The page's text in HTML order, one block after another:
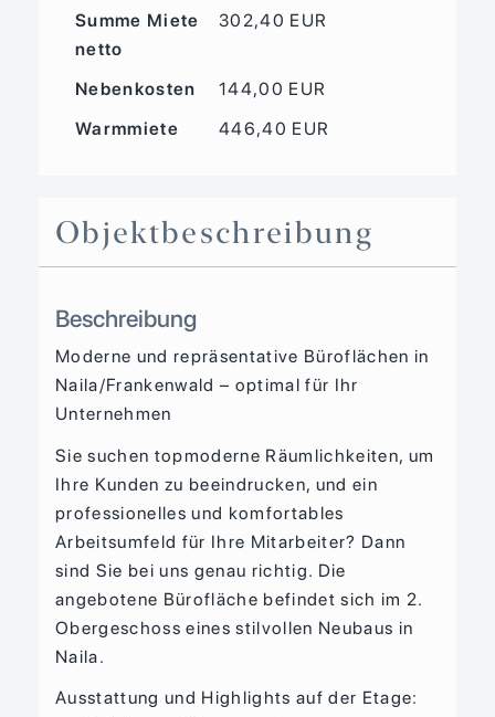
Summe Miete
netto
302,40 EUR
Nebenkosten
144,00 EUR
Warmmiete
446,40 EUR
Objekt­beschreibung
Beschreibung
Moderne und repräsentative Büroflächen in
Naila/Frankenwald – optimal für Ihr
Unternehmen
Sie suchen topmoderne Räumlichkeiten, um
Ihre Kunden zu beeindrucken, und ein
professionelles und komfortables
Arbeitsumfeld für Ihre Mitarbeiter? Dann
sind Sie bei uns genau richtig. Die
angebotene Bürofläche befindet sich im 2.
Obergeschoss eines stilvollen Neubaus in
Naila.
Ausstattung und Highlights auf der Etage: